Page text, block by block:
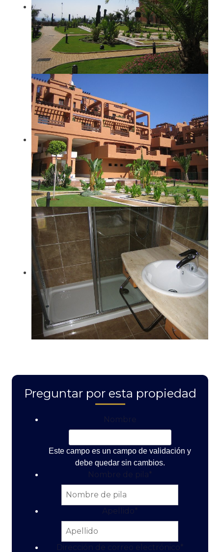
Preguntar por esta propiedad
Nombre
Este campo es un campo de validación y
debe quedar sin cambios.
Nombre de pila *
Apellido *
Dirección de correo electrónico *